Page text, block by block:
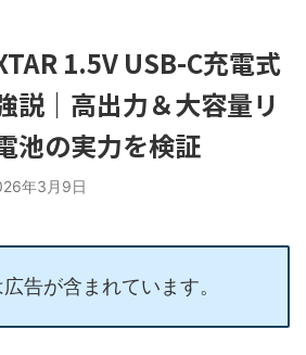
1.5V USB-C充電式
説｜高出力＆大容量リ
池の実力を検証
年3月9日
告が含まれています。